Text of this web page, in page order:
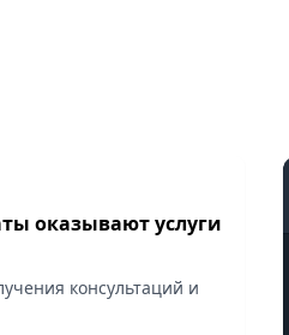
оказывают услуги
консультаций и